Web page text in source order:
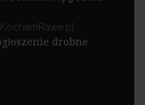
drobne